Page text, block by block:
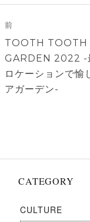
稿
ナ
ビ
ゲ
ー
前
前
の
投
稿:
TOOTH TOOTH
GARDEN 2022 -
ロケーションで愉
アガーデン-
CATEGORY
CULTURE